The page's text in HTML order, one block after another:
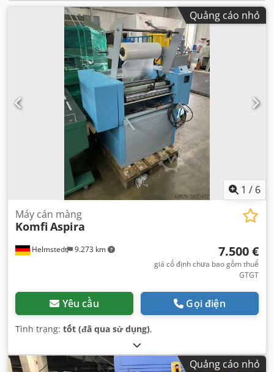
Quảng cáo nhỏ
1 / 6
Helmstedt 9.273 km
Máy cán màng
KomfiAspira
7.500 €
giá cố định chưa bao gồm thuế
GTGT
Yêu cầu Gọi điện
Tình trạng: tốt (đã qua sử dụng),
Quảng cáo nhỏ